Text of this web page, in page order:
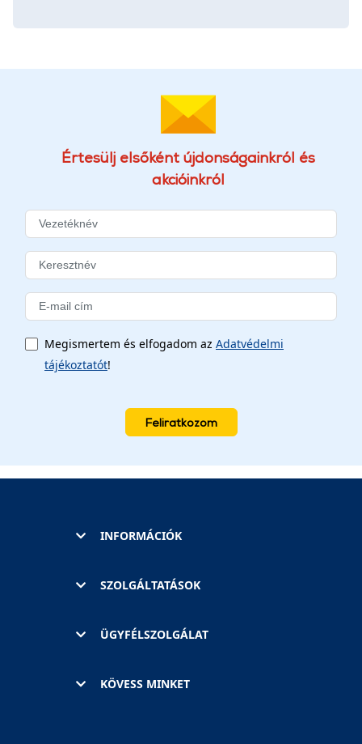
Értesülj elsőként újdonságainkról és
akcióinkról
Megismertem és elfogadom az Adatvédelmi
tájékoztatót!
Feliratkozom
INFORMÁCIÓK
SZOLGÁLTATÁSOK
ÜGYFÉLSZOLGÁLAT
KÖVESS MINKET